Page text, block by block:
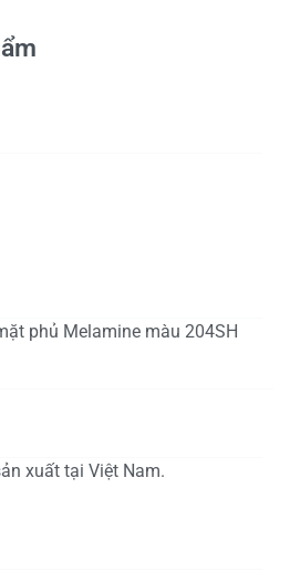
phủ Melamine màu 204SH
xuất tại Việt Nam.